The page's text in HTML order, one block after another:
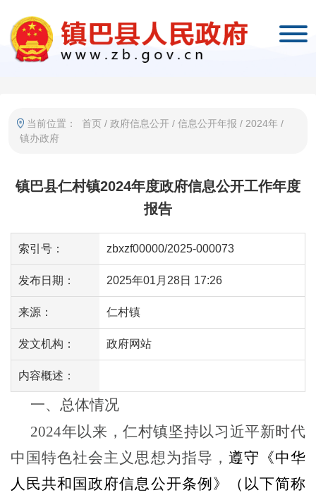
当前位置： 首页 / 政府信息公开 / 信息公开年报 / 2024年 /
镇办政府
镇巴县仁村镇2024年度政府信息公开工作年度
报告
索引号： zbxzf00000/2025-000073
发布日期： 2025年01月28日 17:26
来源： 仁村镇
发文机构： 政府网站
内容概述：
一、总体情况
2024年以来，仁村镇坚持以习近平新时代
中国特色社会主义思想为指导， 遵守《中华
人民共和国政府信息公开条例》（以下简称